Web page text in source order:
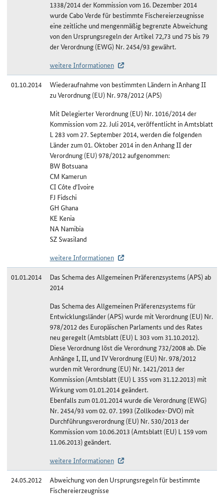
1338/2014 der Kommission vom 16. Dezember 2014
wurde Cabo Verde für bestimmte Fischereierzeugnisse
eine zeitliche und mengenmäßig begrenzte Abweichung
von den Ursprungsregeln der Artikel 72,73 und 75 bis 79
der Verordnung (EWG) Nr. 2454/93 gewährt.
weitere Informationen
01.10.2014
Wiederaufnahme von bestimmten Ländern in Anhang II
zu Verordnung (EU) Nr. 978/2012 (APS)
Mit Delegierter Verordnung (EU) Nr. 1016/2014 der
Kommission vom 22. Juli 2014, veröffentlicht in Amtsblatt
L 283 vom 27. September 2014, werden die folgenden
Länder zum 01. Oktober 2014 in den Anhang II der
Verordnung (EU) 978/2012 aufgenommen:
BW Botsuana
CM Kamerun
CI Côte d'Ivoire
FJ Fidschi
GH Ghana
KE Kenia
NA Namibia
SZ Swasiland
weitere Informationen
01.01.2014
Das Schema des Allgemeinen Präferenzsystems (APS) ab
2014
Das Schema des Allgemeinen Präferenzsystems für
Entwicklungsländer (APS) wurde mit Verordnung (EU) Nr.
978/2012 des Europäischen Parlaments und des Rates
neu geregelt (Amtsblatt (EU) L 303 vom 31.10.2012).
Diese Verordnung löst die Verordnung 732/2008 ab. Die
Anhänge I, II, und IV Verordnung (EU) Nr. 978/2012
wurden mit Verordnung (EU) Nr. 1421/2013 der
Kommission (Amtsblatt (EU) L 355 vom 31.12.2013) mit
Wirkung vom 01.01.2014 geändert.
Ebenfalls zum 01.01.2014 wurde die Verordnung (EWG)
Nr. 2454/93 vom 02. 07. 1993 (Zollkodex-DVO) mit
Durchführungsverordnung (EU) Nr. 530/2013 der
Kommission vom 10.06.2013 (Amtsblatt (EU) L 159 vom
11.06.2013) geändert.
weitere Informationen
24.05.2012
Abweichung von den Ursprungsregeln für bestimmte
Fischereierzeugnisse